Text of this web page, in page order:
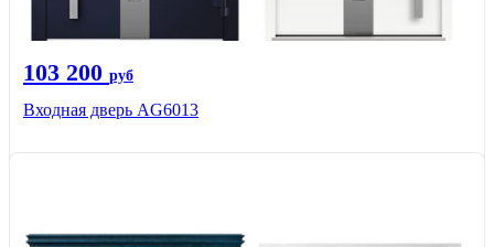
103 200 руб
Входная дверь AG6013